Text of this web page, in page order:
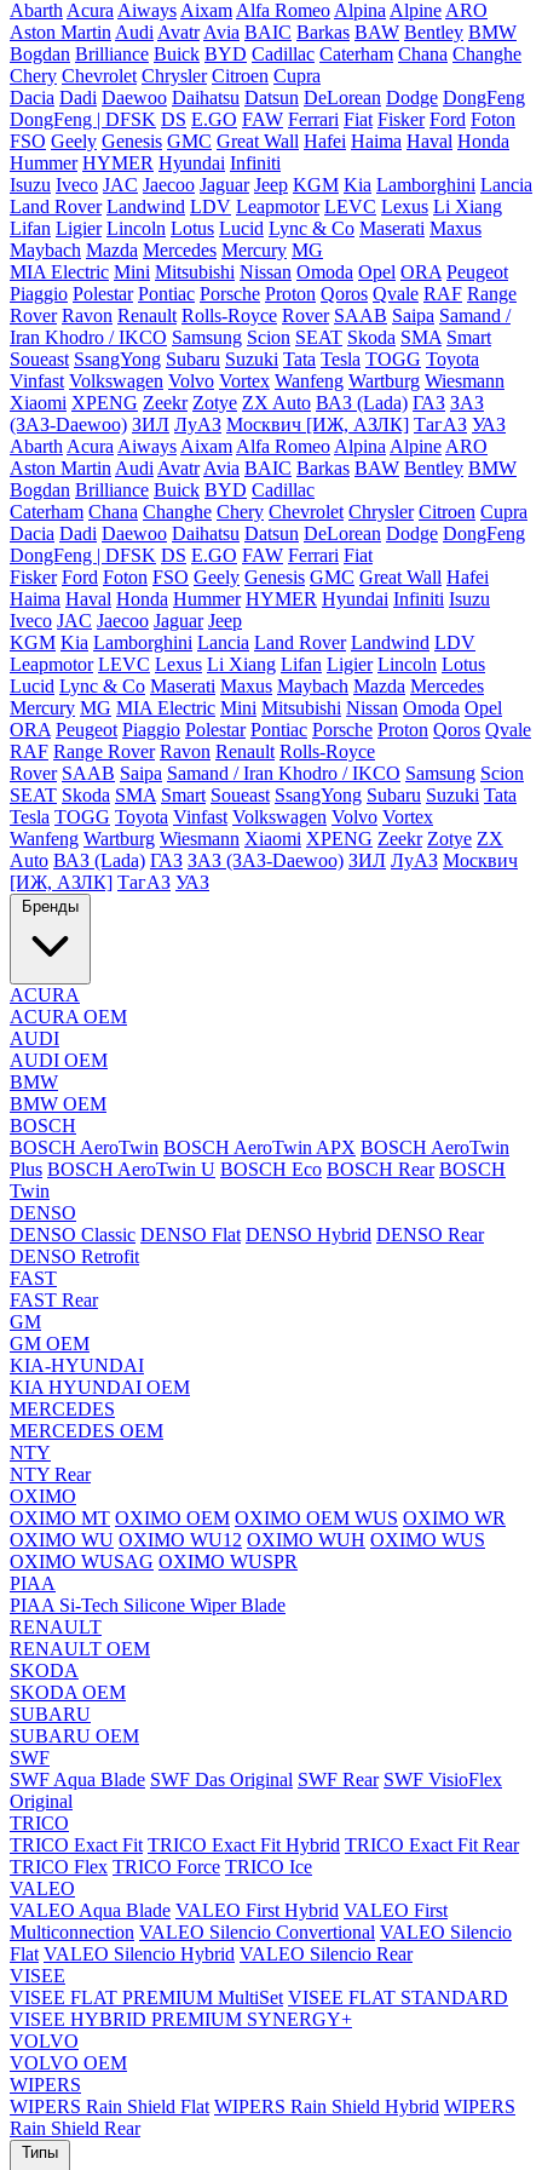
Abarth Acura Aiways Aixam Alfa Romeo Alpina Alpine ARO
Aston Martin Audi Avatr Avia BAIC Barkas BAW Bentley BMW
Bogdan Brilliance Buick BYD Cadillac Caterham Chana Changhe
Chery Chevrolet Chrysler Citroen Cupra
Dacia Dadi Daewoo Daihatsu Datsun DeLorean Dodge DongFeng
DongFeng | DFSK DS E.GO FAW Ferrari Fiat Fisker Ford Foton
FSO Geely Genesis GMC Great Wall Hafei Haima Haval Honda
Hummer HYMER Hyundai Infiniti
Isuzu Iveco JAC Jaecoo Jaguar Jeep KGM Kia Lamborghini Lancia
Land Rover Landwind LDV Leapmotor LEVC Lexus Li Xiang
Lifan Ligier Lincoln Lotus Lucid Lync & Co Maserati Maxus
Maybach Mazda Mercedes Mercury MG
MIA Electric Mini Mitsubishi Nissan Omoda Opel ORA Peugeot
Piaggio Polestar Pontiac Porsche Proton Qoros Qvale RAF Range
Rover Ravon Renault Rolls-Royce Rover SAAB Saipa Samand /
Iran Khodro / IKCO Samsung Scion SEAT Skoda SMA Smart
Soueast SsangYong Subaru Suzuki Tata Tesla TOGG Toyota
Vinfast Volkswagen Volvo Vortex Wanfeng Wartburg Wiesmann
Xiaomi XPENG Zeekr Zotye ZX Auto ВАЗ (Lada) ГАЗ ЗАЗ
(ЗАЗ-Daewoo) ЗИЛ ЛуАЗ Москвич [ИЖ, АЗЛК] ТагАЗ УАЗ
Abarth Acura Aiways Aixam Alfa Romeo Alpina Alpine ARO
Aston Martin Audi Avatr Avia BAIC Barkas BAW Bentley BMW
Bogdan Brilliance Buick BYD Cadillac
Caterham Chana Changhe Chery Chevrolet Chrysler Citroen Cupra
Dacia Dadi Daewoo Daihatsu Datsun DeLorean Dodge DongFeng
DongFeng | DFSK DS E.GO FAW Ferrari Fiat
Fisker Ford Foton FSO Geely Genesis GMC Great Wall Hafei
Haima Haval Honda Hummer HYMER Hyundai Infiniti Isuzu
Iveco JAC Jaecoo Jaguar Jeep
KGM Kia Lamborghini Lancia Land Rover Landwind LDV
Leapmotor LEVC Lexus Li Xiang Lifan Ligier Lincoln Lotus
Lucid Lync & Co Maserati Maxus Maybach Mazda Mercedes
Mercury MG MIA Electric Mini Mitsubishi Nissan Omoda Opel
ORA Peugeot Piaggio Polestar Pontiac Porsche Proton Qoros Qvale
RAF Range Rover Ravon Renault Rolls-Royce
Rover SAAB Saipa Samand / Iran Khodro / IKCO Samsung Scion
SEAT Skoda SMA Smart Soueast SsangYong Subaru Suzuki Tata
Tesla TOGG Toyota Vinfast Volkswagen Volvo Vortex
Wanfeng Wartburg Wiesmann Xiaomi XPENG Zeekr Zotye ZX
Auto ВАЗ (Lada) ГАЗ ЗАЗ (ЗАЗ-Daewoo) ЗИЛ ЛуАЗ Москвич
[ИЖ, АЗЛК] ТагАЗ УАЗ
Бренды
ACURA
ACURA OEM
AUDI
AUDI OEM
BMW
BMW OEM
BOSCH
BOSCH AeroTwin BOSCH AeroTwin APX BOSCH AeroTwin
Plus BOSCH AeroTwin U BOSCH Eco BOSCH Rear BOSCH
Twin
DENSO
DENSO Classic DENSO Flat DENSO Hybrid DENSO Rear
DENSO Retrofit
FAST
FAST Rear
GM
GM OEM
KIA-HYUNDAI
KIA HYUNDAI OEM
MERCEDES
MERCEDES OEM
NTY
NTY Rear
OXIMO
OXIMO MT OXIMO OEM OXIMO OEM WUS OXIMO WR
OXIMO WU OXIMO WU12 OXIMO WUH OXIMO WUS
OXIMO WUSAG OXIMO WUSPR
PIAA
PIAA Si-Tech Silicone Wiper Blade
RENAULT
RENAULT OEM
SKODA
SKODA OEM
SUBARU
SUBARU OEM
SWF
SWF Aqua Blade SWF Das Original SWF Rear SWF VisioFlex
Original
TRICO
TRICO Exact Fit TRICO Exact Fit Hybrid TRICO Exact Fit Rear
TRICO Flex TRICO Force TRICO Ice
VALEO
VALEO Aqua Blade VALEO First Hybrid VALEO First
Multiconnection VALEO Silencio Convertional VALEO Silencio
Flat VALEO Silencio Hybrid VALEO Silencio Rear
VISEE
VISEE FLAT PREMIUM MultiSet VISEE FLAT STANDARD
VISEE HYBRID PREMIUM SYNERGY+
VOLVO
VOLVO OEM
WIPERS
WIPERS Rain Shield Flat WIPERS Rain Shield Hybrid WIPERS
Rain Shield Rear
Типы